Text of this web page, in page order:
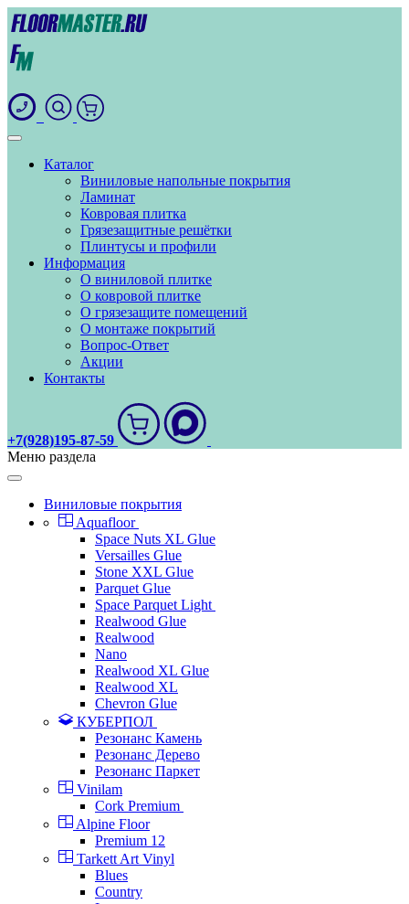
Каталог
Виниловые напольные покрытия
Ламинат
Ковровая плитка
Грязезащитные решётки
Плинтусы и профили
Информация
О виниловой плитке
О ковровой плитке
О грязезащите помещений
О монтаже покрытий
Вопрос-Ответ
Акции
Контакты
+7(928)195-87-59
Меню раздела
Виниловые покрытия
Aquafloor
Space Nuts XL Glue
Versailles Glue
Stone XXL Glue
Parquet Glue
Space Parquet Light
Realwood Glue
Realwood
Nano
Realwood XL Glue
Realwood XL
Chevron Glue
КУБЕРПОЛ
Резонанс Камень
Резонанс Дерево
Резонанс Паркет
Vinilam
Cork Premium
Alpine Floor
Premium 12
Tarkett Art Vinyl
Blues
Country